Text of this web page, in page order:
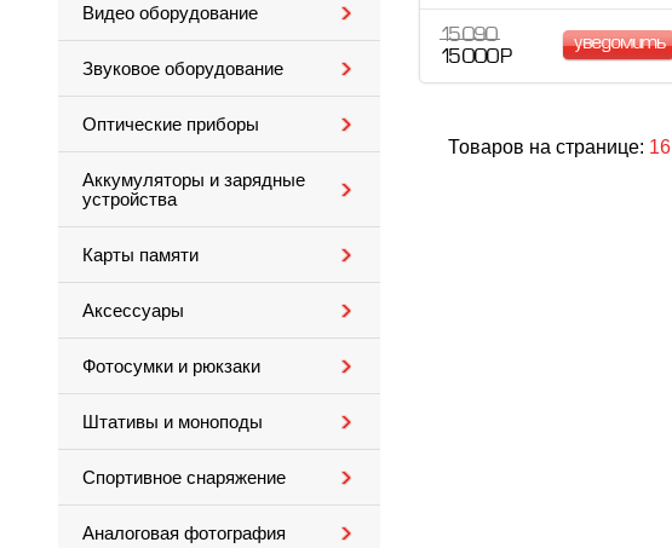
Видео оборудование
Звуковое оборудование
Оптические приборы
Аккумуляторы и зарядные
устройства
Карты памяти
Аксессуары
Фотосумки и рюкзаки
Штативы и моноподы
Спортивное снаряжение
Аналоговая фотография
15 090
15 000 Р
уведомить
Товаров на странице: 16